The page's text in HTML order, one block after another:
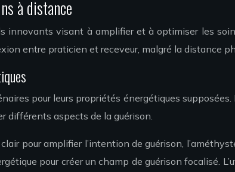
à distance
innovants visant à amplifier et à optimiser les
entre praticien et receveur, malgré la distance
pour leurs propriétés énergétiques
différents aspects de la guérison.
pour amplifier l’intention de guérison,
pour créer un champ de guérison focalisé.